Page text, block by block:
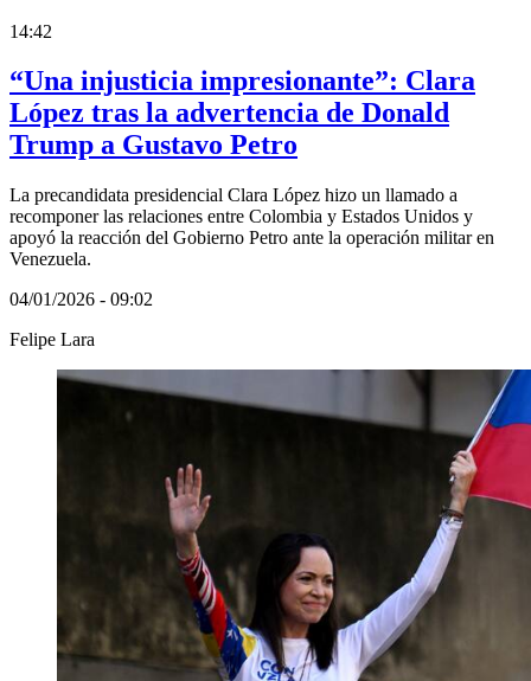
14:42
“Una injusticia impresionante”: Clara
López tras la advertencia de Donald
Trump a Gustavo Petro
La precandidata presidencial Clara López hizo un llamado a
recomponer las relaciones entre Colombia y Estados Unidos y
apoyó la reacción del Gobierno Petro ante la operación militar en
Venezuela.
04/01/2026 - 09:02
Felipe Lara